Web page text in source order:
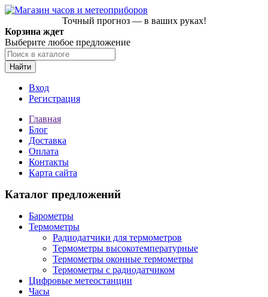
Точный прогноз — в ваших руках!
Корзина ждет
Выберите любое предложение
Найти
Вход
Регистрация
Главная
Блог
Доставка
Оплата
Контакты
Карта сайта
Каталог предложений
Барометры
Термометры
Радиодатчики для термометров
Термометры высокотемпературные
Термометры оконные термометры
Термометры с радиодатчиком
Цифровые метеостанции
Часы